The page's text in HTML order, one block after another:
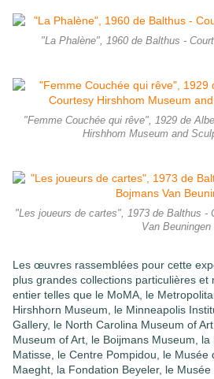
"La Phalène", 1960 de Balthus -
"Femme Couchée qui rêve", 1929 de
Hirshhom Museum and
"Les joueurs de cartes", 1973 de Balthus -
Van Beuningen
Les œuvres rassemblées pour cette
plus grandes collections particulières et
entier telles que le MoMA, le
Hirshhorn Museum, le Minneapolis
Gallery, le North Carolina Museum of
Museum of Art, le Boijmans Museum,
Matisse, le Centre Pompidou, le Musée
Maeght, la Fondation Beyeler, le Musée